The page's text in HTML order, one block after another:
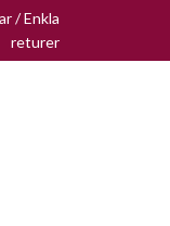
/ Enkla
returer